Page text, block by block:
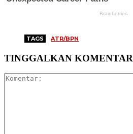
TAGS ATR/BPN
TINGGALKAN KOMENTAR